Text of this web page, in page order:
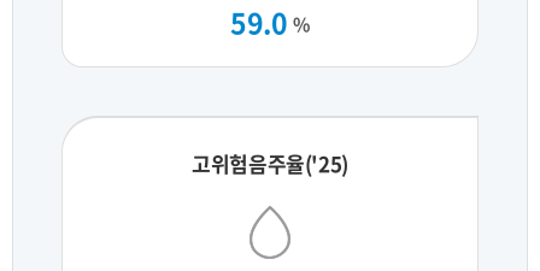
59.0 %
고위험음주율('25)